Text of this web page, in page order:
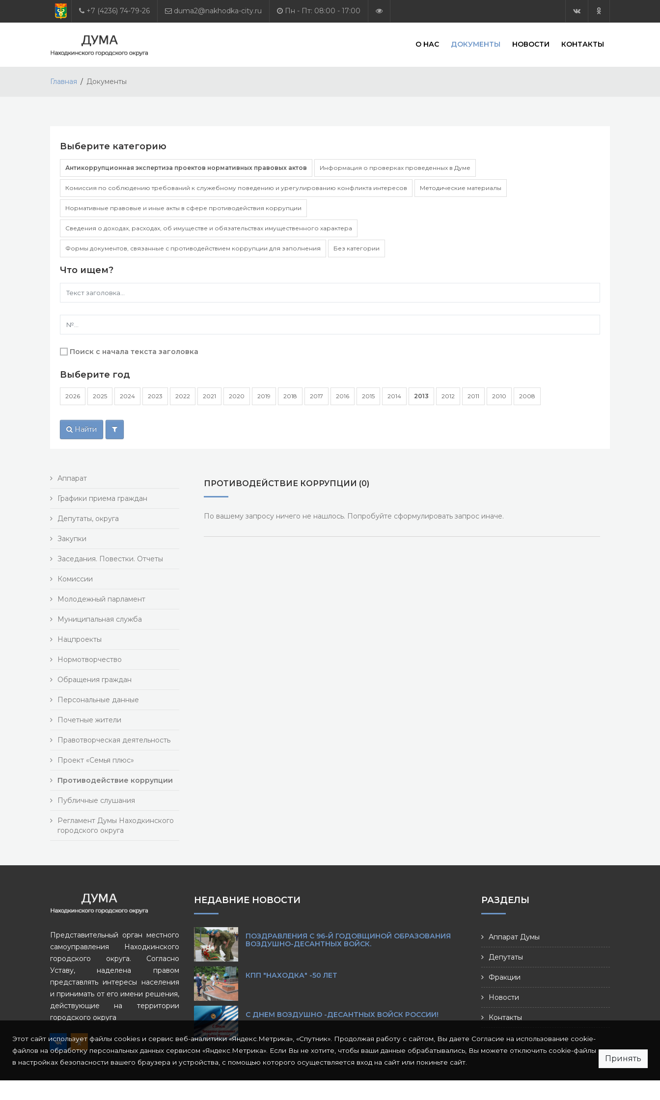
+7 (4236) 74-79-26 duma2@nakhodka-city.ru Пн - Пт: 08:00 - 17:00
О НАС ДОКУМЕНТЫ НОВОСТИ КОНТАКТЫ
Главная Документы
Выберите категорию
Антикоррупционная экспертиза проектов нормативных правовых актов Информация о проверках проведенных в Думе
Комиссия по соблюдению требований к служебному поведению и урегулированию конфликта интересов Методические материалы
Нормативные правовые и иные акты в сфере противодействия коррупции
Сведения о доходах, расходах, об имуществе и обязательствах имущественного характера
Формы документов, связанные с противодействием коррупции для заполнения Без категории
Что ищем?
Поиск с начала текста заголовка
Выберите год
2026 2025 2024 2023 2022 2021 2020 2019 2018 2017 2016 2015 2014 2013 2012 2011 2010 2008
Найти
Аппарат
Графики приема граждан
Депутаты, округа
Закупки
Заседания. Повестки. Отчеты
Комиссии
Молодежный парламент
Муниципальная служба
Нацпроекты
Нормотворчество
Обращения граждан
Персональные данные
Почетные жители
Правотворческая деятельность
Проект «Семья плюс»
Противодействие коррупции
Публичные слушания
Регламент Думы Находкинского
городского округа
ПРОТИВОДЕЙСТВИЕ КОРРУПЦИИ (0)
По вашему запросу ничего не нашлось. Попробуйте сформулировать запрос иначе.
Представительный орган местного
самоуправления Находкинского
городского округа. Согласно
Уставу, наделена правом
представлять интересы населения
и принимать от его имени решения,
действующие на территории
городского округа
НЕДАВНИЕ НОВОСТИ
ПОЗДРАВЛЕНИЯ С 96-Й ГОДОВЩИНОЙ ОБРАЗОВАНИЯ
ВОЗДУШНО-ДЕСАНТНЫХ ВОЙСК.
КПП "НАХОДКА" -50 ЛЕТ
С ДНЕМ ВОЗДУШНО -ДЕСАНТНЫХ ВОЙСК РОССИИ!
РАЗДЕЛЫ
Аппарат Думы
Депутаты
Фракции
Новости
Контакты
Этот сайт использует файлы cookies и сервис веб-аналитики «Яндекс.Метрика», «Спутник». Продолжая работу с сайтом, Вы даете Согласие на использование cookie-
файлов на обработку персональных данных сервисом «Яндекс.Метрика». Если Вы не хотите, чтобы ваши данные обрабатывались, Вы можете отключить cookie-файлы
в настройках безопасности вашего браузера и устройства, с помощью которого осуществляется вход на сайт или покиньте сайт.
Принять